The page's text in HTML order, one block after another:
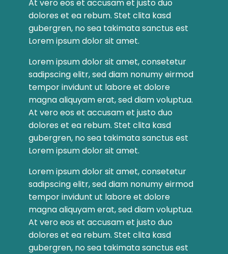
At vero eos et accusam et justo duo
dolores et ea rebum. Stet clita kasd
gubergren, no sea takimata sanctus est
Lorem ipsum dolor sit amet.
Lorem ipsum dolor sit amet, consetetur
sadipscing elitr, sed diam nonumy eirmod
tempor invidunt ut labore et dolore
magna aliquyam erat, sed diam voluptua.
At vero eos et accusam et justo duo
dolores et ea rebum. Stet clita kasd
gubergren, no sea takimata sanctus est
Lorem ipsum dolor sit amet.
Lorem ipsum dolor sit amet, consetetur
sadipscing elitr, sed diam nonumy eirmod
tempor invidunt ut labore et dolore
magna aliquyam erat, sed diam voluptua.
At vero eos et accusam et justo duo
dolores et ea rebum. Stet clita kasd
gubergren, no sea takimata sanctus est